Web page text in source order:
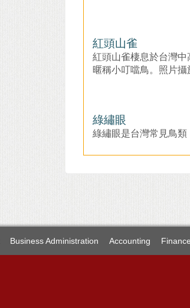
紅頭山雀
紅頭山雀棲息於台灣
暱稱小叮噹鳥。照片攝
綠繡眼
綠繡眼是台灣常見鳥類
Business Administration Accounting Finance